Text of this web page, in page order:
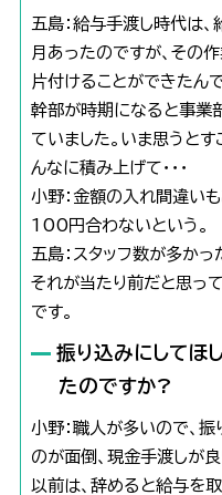
五島：給与手渡し時代は
月あったのですが、その
片付けることができたん
幹部が時期になると事業
ていました。いま思うと
んなに積み上げて・・・
小野：金額の入れ間違い
100円合わないという。
五島：スタッフ数が多か
それが当たり前だと思っ
です。
振り込みにしてほ
たのですか?
小野：職人が多いので、
のが面倒、現金手渡しが
以前は、辞めると給与を